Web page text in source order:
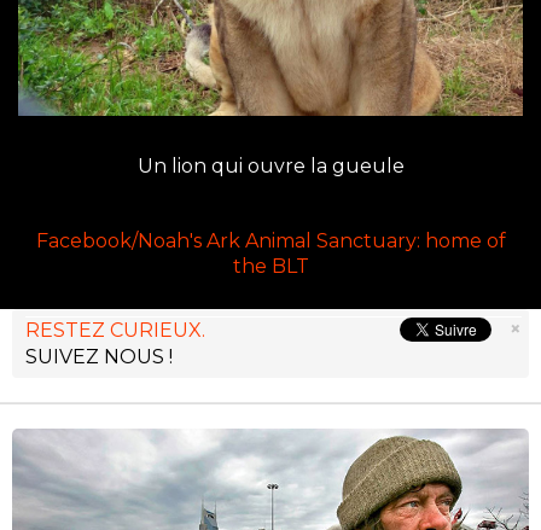
Un lion qui ouvre la gueule
Facebook/Noah's Ark Animal Sanctuary: home of
the BLT
×
RESTEZ CURIEUX.
SUIVEZ NOUS !